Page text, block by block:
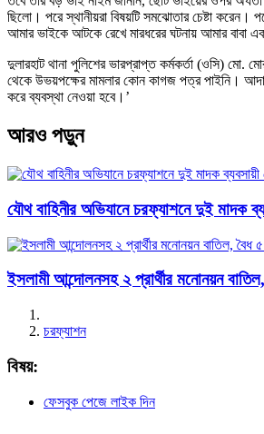
ছিলো। পরে স্থানীয়রা বিষয়টি সমঝোতার চেষ্টা করেন।
আমার ভাইকে আটকে রেখে মারধরের ঘটনায় আমার বাবা
দুলারহাট থানা পুলিশের ভারপ্রাপ্ত কর্মকর্তা (ওসি) মো.
থেকে উভয়পক্ষের মামলার কোন কাগজ পত্র পাইনি।
করে ব্যবস্থা নেওয়া হবে।’
আরও পড়ুন
যৌথ বাহিনীর অভিযানে চরফ্যাশনে দুই মাদক
ইসলামী আন্দোলনসহ ২ প্রার্থীর মনোনয়ন বাতিল,
চরফ্যাশন
বিষয়:
ফেসবুক পেজে লাইক দিন